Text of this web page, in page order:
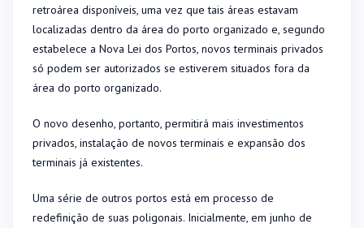
retroárea disponíveis, uma vez que tais áreas estavam
localizadas dentro da área do porto organizado e, segundo
estabelece a Nova Lei dos Portos, novos terminais privados
só podem ser autorizados se estiverem situados fora da
área do porto organizado.
O novo desenho, portanto, permitirá mais investimentos
privados, instalação de novos terminais e expansão dos
terminais já existentes.
Uma série de outros portos está em processo de
redefinição de suas poligonais. Inicialmente, em junho de